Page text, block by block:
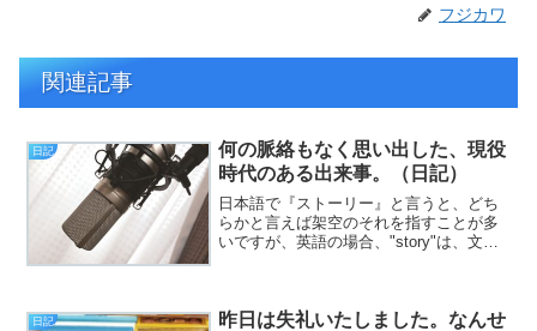
フジカワ
関連記事
日記
何の脈絡もなく思い出した、現役
時代のある出来事。（日記）
日本語で『ストーリー』と言うと、どち
らかと言えば架空のそれを指すことが多
いですが、英語の場合、"story"は、文字
日記 昨日は失礼いたしました。なんせ